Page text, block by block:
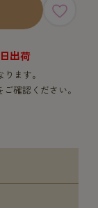
出荷
ます。
ご確認ください。